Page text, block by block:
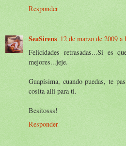
Responder
SeaSirens 12 de marzo de 2009 a
Felicidades retrasadas...Si es
mejores...jeje.
Guapísima, cuando puedas, te
cosita allí para ti.
Besitosss!
Responder